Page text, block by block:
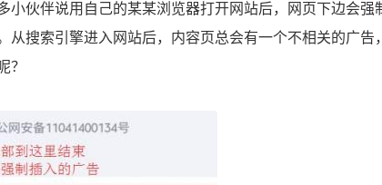
小伙伴说用自己的某某浏览器打开网站后，网页下边会强
从搜索引擎进入网站后，内容页总会有一个不相关的广告
？